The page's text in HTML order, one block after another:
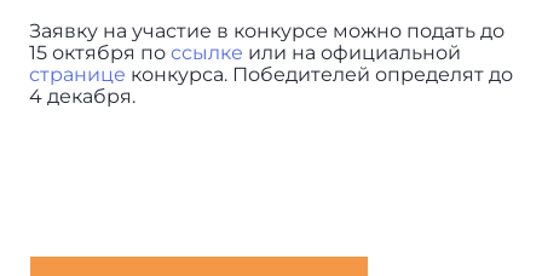
Заявку на участие в конкурсе можно подать до
15 октября по ссылке или на официальной
странице конкурса. Победителей определят до
4 декабря.